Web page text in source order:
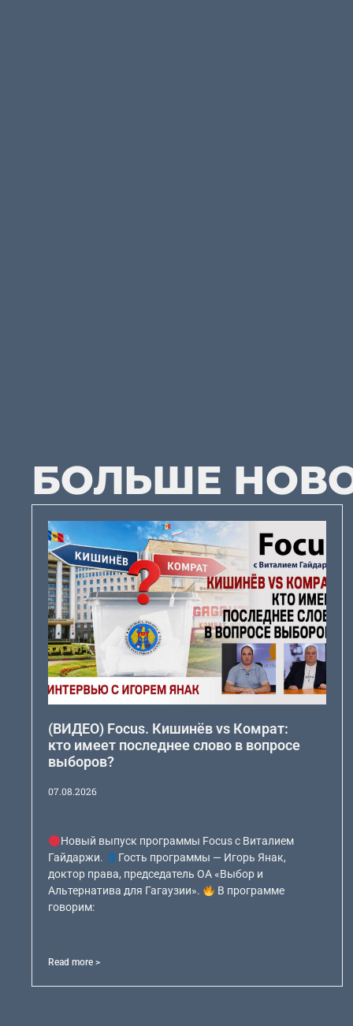
БОЛЬШЕ
(ВИДЕО) Focus. Кишинёв vs Комрат:
кто имеет последнее слово в вопросе
выборов?
07.08.2026
Новый выпуск программы Focus с Виталием
Гайдаржи.
Гость программы — Игорь Янак,
доктор права, председатель ОА «Выбор и
Альтернатива для Гагаузии».
В программе
говорим:
Read more >